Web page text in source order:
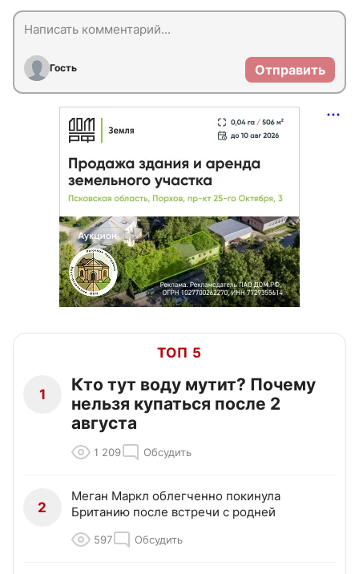
Гость Отправить
ТОП 5
1
Кто тут воду мутит? Почему
нельзя купаться после 2
августа
1 209 Обсудить
2
Меган Маркл облегченно покинула
Британию после встречи с родней
597 Обсудить